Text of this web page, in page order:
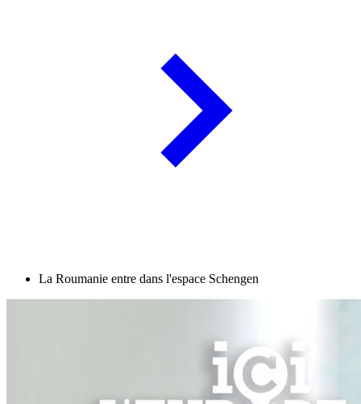
La Roumanie entre dans l'espace Schengen